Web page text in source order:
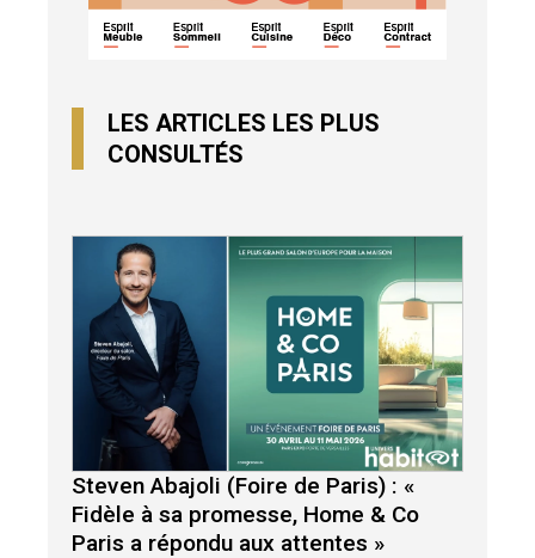
LES ARTICLES LES PLUS
CONSULTÉS
Steven Abajoli (Foire de Paris) : «
Fidèle à sa promesse, Home & Co
Paris a répondu aux attentes »